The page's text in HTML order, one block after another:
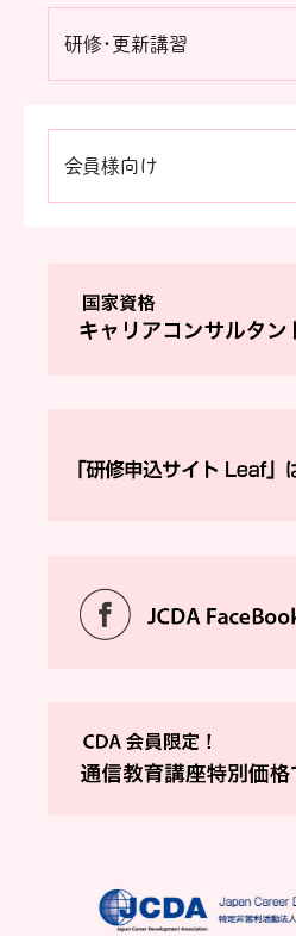
研修・更新講習
会員様向け